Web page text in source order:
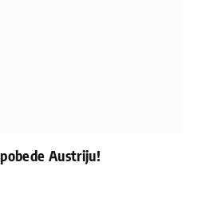
Austriju!